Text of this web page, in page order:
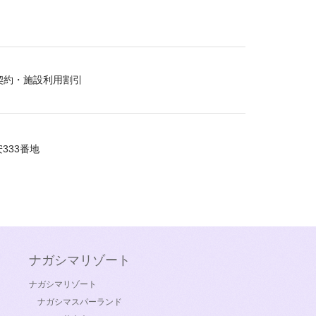
・施設利用割引
333番地
ナガシマリゾート
ナガシマリゾート
ナガシマスパーランド